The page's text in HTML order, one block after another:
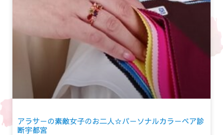
アラサーの素敵女子のお二人☆パーソナルカラーペア診
断宇都宮